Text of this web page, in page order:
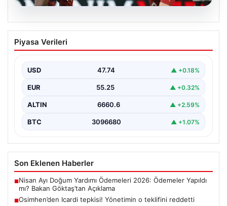
06.08.2026
Osimhen’den Icardi tepkisi! Yönetimin o
teklifini reddetti
Piyasa Verileri
USD 47.74 ▲ +0.18%
EUR 55.25 ▲ +0.32%
ALTIN 6660.6 ▲ +2.59%
BTC 3096680 ▲ +1.07%
Son Eklenen Haberler
■Nisan Ayı Doğum Yardımı Ödemeleri 2026: Ödemeler Yapıldı
mı? Bakan Göktaş’tan Açıklama
■Osimhen’den Icardi tepkisi! Yönetimin o teklifini reddetti